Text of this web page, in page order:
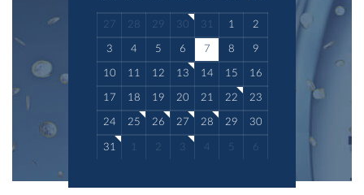
27 28 29 30 31 1 2
3 4 5 6 7 8 9
10 11 12 13 14 15 16
17 18 19 20 21 22 23
24 25 26 27 28 29 30
31 1 2 3 4 5 6